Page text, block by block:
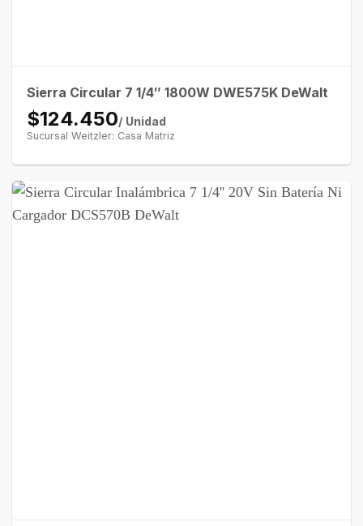
Sierra Circular 7 1/4″ 1800W DWE575K DeWalt
$124.450/ Unidad
Sucursal Weitzler: Casa Matriz